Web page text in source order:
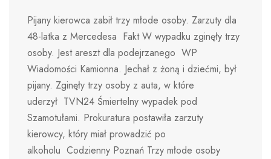
Pijany kierowca zabił trzy młode osoby. Zarzuty dla
48-latka z Mercedesa Fakt W wypadku zginęły trzy
osoby. Jest areszt dla podejrzanego WP
Wiadomości Kamionna. Jechał z żoną i dziećmi, był
pijany. Zginęły trzy osoby z auta, w które
uderzył TVN24 Śmiertelny wypadek pod
Szamotułami. Prokuratura postawiła zarzuty
kierowcy, który miał prowadzić po
alkoholu Codzienny Poznań Trzy młode osoby